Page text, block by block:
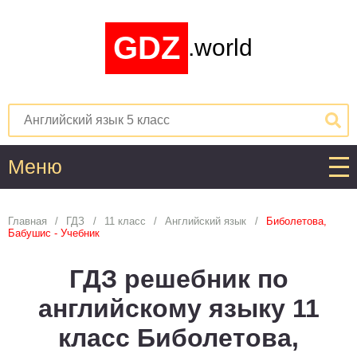
GDZ .world
Меню
1
2 3
Английский язык
2 3 4 5 6 7 8 9 10
Астрономия
Главная ГДЗ 11 класс Английский язык
Биболетова,
Бабушис - Учебник
ГДЗ решебник по
английскому языку 11
класс Биболетова,